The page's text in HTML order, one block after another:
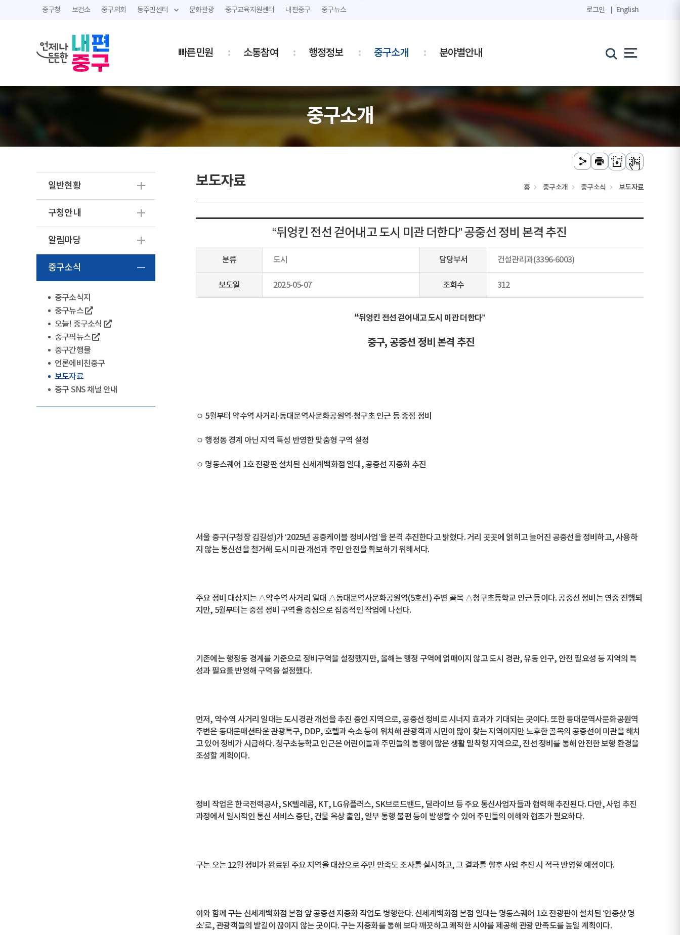
중구청 보건소 중구의회 동주민센터 문화관광 중구교육지원센터 내편중구 중구뉴스 로그인 English
빠른민원 소통참여 행정정보 중구소개 분야별안내
중구소개
일반현황
구청안내
알림마당
중구소식
중구소식지
중구뉴스
오늘! 중구소식
중구픽뉴스
중구간행물
언론에비친중구
보도자료
중구 SNS 채널 안내
보도자료 홈 중구소개 중구소식 보도자료
“뒤엉킨 전선 걷어내고 도시 미관 더한다” 공중선 정비 본격 추진
분류 도시 담당부서 건설관리과(3396-6003)
보도일 2025-05-07 조회수 312
“뒤엉킨 전선 걷어내고 도시 미관 더한다”
중구, 공중선 정비 본격 추진
ㅇ 5월부터 약수역 사거리·동대문역사문화공원역·청구초 인근 등 중점 정비
ㅇ 행정동 경계 아닌 지역 특성 반영한 맞춤형 구역 설정
ㅇ 명동스퀘어 1호 전광판 설치된 신세계백화점 일대, 공중선 지중화 추진
서울 중구(구청장 김길성)가 ‘2025년 공중케이블 정비사업’을 본격 추진한다고 밝혔다. 거리 곳곳에 얽히고 늘어진 공중선을 정비하고, 사용하
지 않는 통신선을 철거해 도시 미관 개선과 주민 안전을 확보하기 위해서다.
주요 정비 대상지는 △약수역 사거리 일대 △동대문역사문화공원역(5호선) 주변 골목 △청구초등학교 인근 등이다. 공중선 정비는 연중 진행되
지만, 5월부터는 중점 정비 구역을 중심으로 집중적인 작업에 나선다.
기존에는 행정동 경계를 기준으로 정비구역을 설정했지만, 올해는 행정 구역에 얽매이지 않고 도시 경관, 유동 인구, 안전 필요성 등 지역의 특
성과 필요를 반영해 구역을 설정했다.
먼저, 약수역 사거리 일대는 도시경관 개선을 추진 중인 지역으로, 공중선 정비로 시너지 효과가 기대되는 곳이다. 또한 동대문역사문화공원역
주변은 동대문패션타운 관광특구, DDP, 호텔과 숙소 등이 위치해 관광객과 시민이 많이 찾는 지역이지만 노후한 골목의 공중선이 미관을 해치
고 있어 정비가 시급하다. 청구초등학교 인근은 어린이들과 주민들의 통행이 많은 생활 밀착형 지역으로, 전선 정비를 통해 안전한 보행 환경을
조성할 계획이다.
정비 작업은 한국전력공사, SK텔레콤, KT, LG유플러스, SK브로드밴드, 딜라이브 등 주요 통신사업자들과 협력해 추진된다. 다만, 사업 추진
과정에서 일시적인 통신 서비스 중단, 건물 옥상 출입, 일부 통행 불편 등이 발생할 수 있어 주민들의 이해와 협조가 필요하다.
구는 오는 12월 정비가 완료된 주요 지역을 대상으로 주민 만족도 조사를 실시하고, 그 결과를 향후 사업 추진 시 적극 반영할 예정이다.
이와 함께 구는 신세계백화점 본점 앞 공중선 지중화 작업도 병행한다. 신세계백화점 본점 일대는 명동스퀘어 1호 전광판이 설치된 ‘인증샷 명
소’로, 관광객들의 발길이 끊이지 않는 곳이다. 구는 지중화를 통해 보다 깨끗하고 쾌적한 시야를 제공해 관광 만족도를 높일 계획이다.